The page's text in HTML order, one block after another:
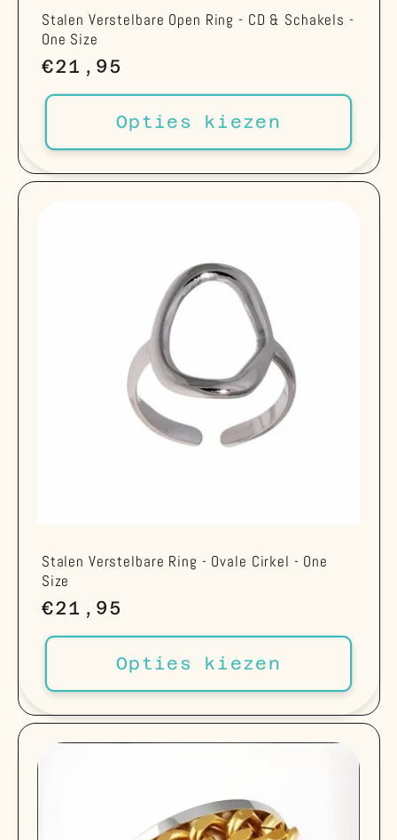
Stalen Verstelbare Open Ring - CD & Schakels -
One Size
Normale
prijs
€21,95
Opties kiezen
Stalen Verstelbare Ring - Ovale Cirkel - One
Size
Normale
prijs
€21,95
Opties kiezen